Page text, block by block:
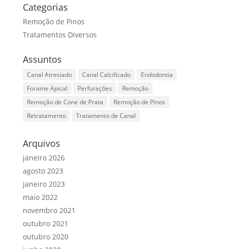
Categorias
Remoção de Pinos
Tratamentos Diversos
Assuntos
Canal Atresiado Canal Calcificado
Endodontia
Forame Apical
Perfurações
Remoção
Remoção de Cone de Prata
Remoção de Pinos
Retratamento
Tratamento de Canal
Arquivos
janeiro 2026
agosto 2023
janeiro 2023
maio 2022
novembro 2021
outubro 2021
outubro 2020